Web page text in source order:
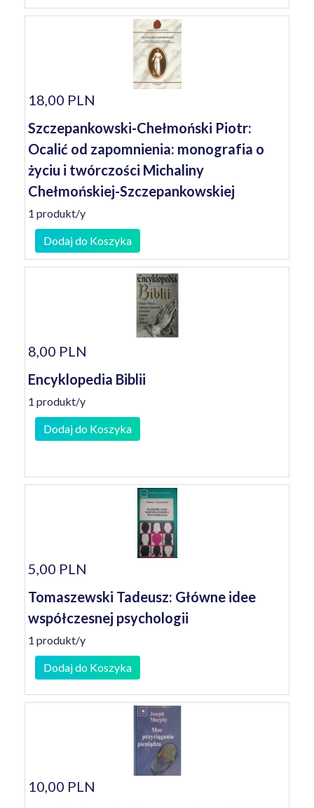
18,00 PLN
Szczepankowski-Chełmoński Piotr:
Ocalić od zapomnienia: monografia o
życiu i twórczości Michaliny
Chełmońskiej-Szczepankowskiej
1 produkt/y
Dodaj do Koszyka
8,00 PLN
Encyklopedia Biblii
1 produkt/y
Dodaj do Koszyka
5,00 PLN
Tomaszewski Tadeusz: Główne idee
współczesnej psychologii
1 produkt/y
Dodaj do Koszyka
10,00 PLN